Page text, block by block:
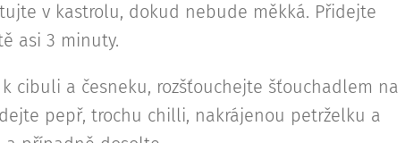
v kastrolu, dokud nebude měkká. Přidejte
asi 3 minuty.
cibuli a česneku, rozšťouchejte šťouchadlem na
pepř, trochu chilli, nakrájenou petrželku a